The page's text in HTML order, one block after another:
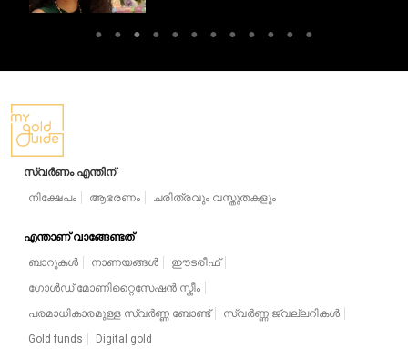
സ്വർണം എന്തിന്
നിക്ഷേപം
ആഭരണം ചരിത്രവും വസ്തുതകളും
എന്താണ് വാങ്ങേണ്ടത്
ബാറുകൾ
നാണയങ്ങൾ
ഈടരീഫ്
ഗോൾഡ് മോണിറ്റൈസേഷൻ സ്കീം
പരമാധികാരമുള്ള സ്വർണ്ണ ബോണ്ട്
സ്വർണ്ണ ജ്വല്ലറികൾ
Gold funds
Digital gold